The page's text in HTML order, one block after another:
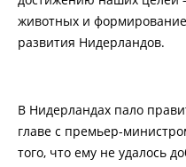
животных и формирование
развития Нидерландов.
В Нидерландах пало
главе с премьер-
того, что ему не удалось